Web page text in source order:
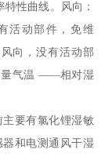
性曲线。风向：
活动部件，免维
向，没有活动部
量气温 ——相对湿
要有氯化锂湿敏
和电测通风干湿